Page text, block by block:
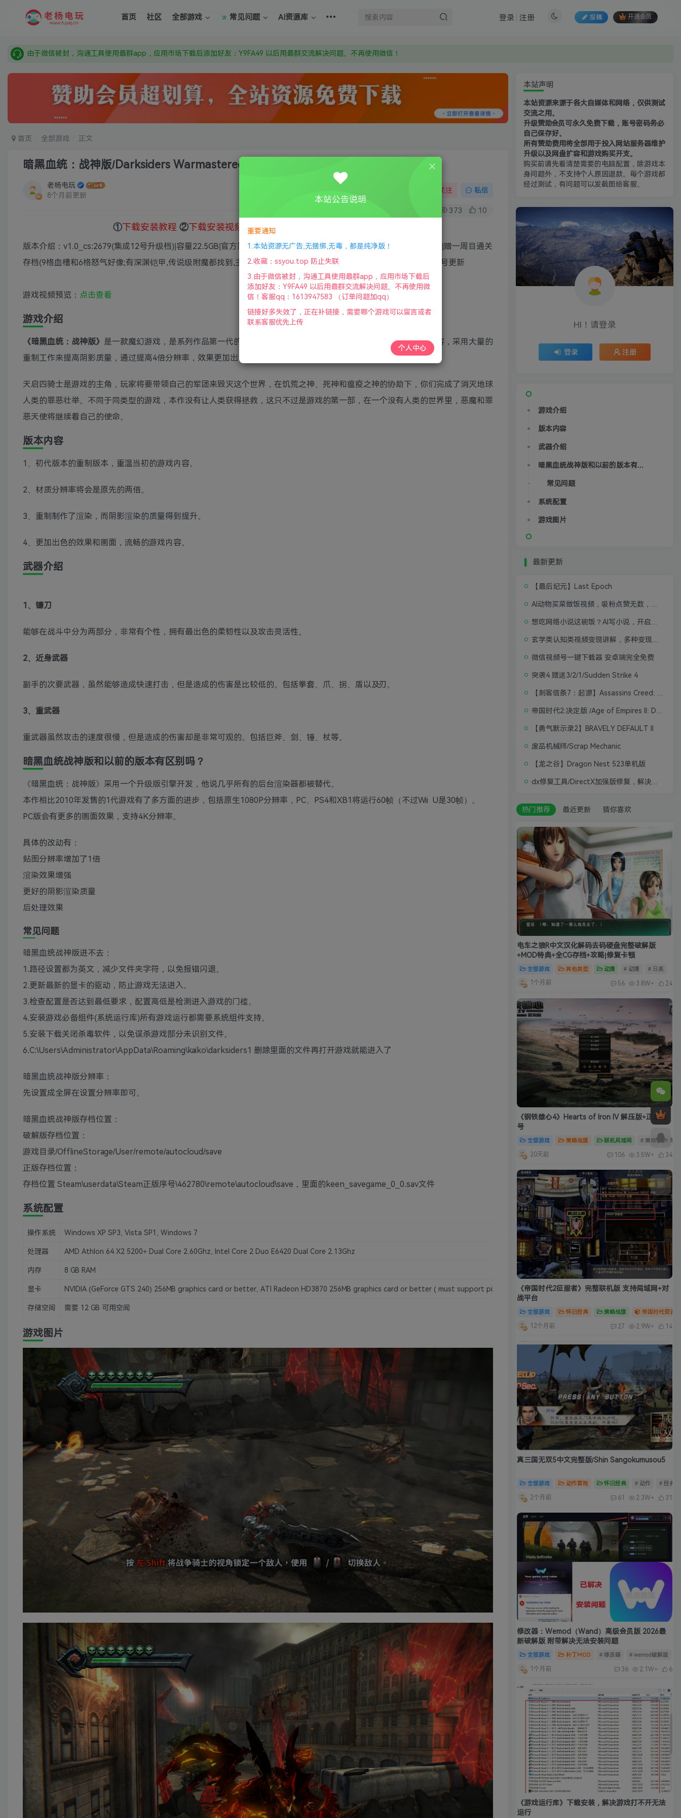
首页 社区 全部游戏 常见问题 AI资源库 投稿 开通会员
登录 注册
本站资源来自网络搜集，如有侵权，请联系删除：fuyej@qq.com 附上证书和内容链接
需要什么游戏请联系客服，若链接失效请联系客服，百度网盘边上的激活码也是解压密码
首页 全部游戏 正文
暗黑血统：战神版/Darksiders Warmastered Edition
老杨电玩
8个月前更新
关注 私信
373 10
①下载安装教程 ②下载安装视频教程 ③
版本介绍：v1.0_cs:2679(集成12号升级档)|容量22.5GB|官方简体中文.优质繁中汉化|支持键盘.鼠标.手柄|赠多项修改器|赠一周目通关
存档(9格血槽和6格怒气好像;有深渊铠甲,传说级附魔都找到,主线已通武器是末日审判之剑)|赠音乐原声|2021年03月09号更新
游戏视频预览： 点击查看
游戏介绍
《暗黑血统：战神版》 是一款魔幻游戏，是系列作品第一代的高清重制版本，游戏不但对游戏引擎、画面的改进等内容，采用大量的
重制工作来提高阴影质量，通过提高4倍分辨率，效果更加出色，喜欢的玩家们一起期待吧。
天启四骑士是游戏的主角，玩家将要带领自己的军团来毁灭这个世界，在饥荒之神、死神和瘟疫之神的协助下，你们完成了消灭地球
人类的罪恶壮举。不同于同类型的游戏，本作没有让人类获得拯救，这只不过是游戏的第一部，在一个没有人类的世界里，恶魔和罪
恶天使将继续着自己的使命。
版本内容
1、初代版本的重制版本，重温当初的游戏内容。
2、材质分辨率将会是原先的两倍。
3、重制制作了渲染，而阴影渲染的质量得到提升。
4、更加出色的效果和画面，流畅的游戏内容。
武器介绍
1、镰刀
能够在战斗中分为两部分，非常有个性，拥有最出色的柔韧性以及攻击灵活性。
2、近身武器
副手的次要武器，虽然能够造成快速打击，但是造成的伤害是比较低的。包括拳套、爪、拐、盾以及刃。
3、重武器
重武器虽然攻击的速度很慢，但是造成的伤害却是非常可观的。包括巨斧、剑、锤、杖等。
暗黑血统战神版和以前的版本有区别吗？
《暗黑血统：战神版》采用一个升级版引擎开发，他说几乎所有的后台渲染器都被替代。
本作相比2010年发售的1代游戏有了多方面的进步，包括原生1080P分辨率，PC、PS4和XB1将运行60帧（不过Wii U是30帧）。
PC版会有更多的画面效果，支持4K分辨率。
具体的改动有：
贴图分辨率增加了1倍
渲染效果增强
更好的阴影渲染质量
后处理效果
常见问题
暗黑血统战神版进不去：
1.路径设置都为英文，减少文件夹字符，以免报错闪退。
2.更新最新的显卡的驱动，防止游戏无法进入。
3.检查配置是否达到最低要求，配置高低是检测进入游戏的门槛。
4.安装游戏必备组件(系统运行库)所有游戏运行都需要系统组件支持。
5.安装下载关闭杀毒软件，以免误杀游戏部分未识别文件。
6.C:\Users\Administrator\AppData\Roaming\kaiko\darksiders1 删除里面的文件再打开游戏就能进入了
暗黑血统战神版分辨率：
先设置成全屏在设置分辨率即可。
暗黑血统战神版存档位置：
破解版存档位置：
游戏目录/OfflineStorage/User/remote/autocloud/save
正版存档位置：
存档位置 Steam\userdata\Steam正版序号\462780\remote\autocloud\save，里面的keen_savegame_0_0.sav文件
系统配置
操作系统 Windows XP SP3, Vista SP1, Windows 7
处理器 AMD Athlon 64 X2 5200+ Dual Core 2.60Ghz, Intel Core 2 Duo E6420 Dual Core 2.13Ghz
内存 8 GB RAM
显卡 NVIDIA (GeForce GTS 240) 256MB graphics card or better, ATI Radeon HD3870 256MB graphics card or better ( must support pixel shader 3 )
存储空间 需要 12 GB 可用空间
游戏图片
本站声明
本站资源来源于各大自媒体和网络，仅供测试
交流之用。
升级赞助会员可永久免费下载，账号密码务必
自己保存好。
所有赞助费用将全部用于投入网站服务器维护
升级以及网盘扩容和游戏购买开支。
购买前请先看清楚需要的电脑配置，除游戏本
身问题外，不支持个人原因退款。每个游戏都
经过测试，有问题可以发截图给客服。
HI！请登录
登录 注册
游戏介绍
版本内容
武器介绍
暗黑血统战神版和以前的版本有区别吗？
常见问题
系统配置
游戏图片
最新更新
【最后纪元】Last Epoch
微信视频号一键下载器 安卓端完全免费
突袭4 赠送3/2/1/Sudden Strike 4
【勇气默示录2】BRAVELY DEFAULT II
废品机械师/Scrap Mechanic
【龙之谷】Dragon Nest 523单机版
热门推荐 最近更新 猜你喜欢
电车之狼R中文汉化解码去码硬盘完整破解版
+MOD特典+全CG存档+攻略|修复卡顿
全部游戏 其他类型 动漫 # 动漫 # 日系
1个月前 56 3.8W+ 24
《钢铁雄心4》Hearts of Iron IV 解压版+正版账
号
全部游戏 策略战旗 联机局域网 # 策略 # 单
20天前 106 3.5W+ 34
《帝国时代2征服者》完整联机版 支持局域网+对
战平台
全部游戏 怀旧经典 策略战旗 帝国时代资源
12个月前 27 2.9W+ 14
真三国无双5中文完整版/Shin Sangokumusou5
全部游戏 动作冒险 怀旧经典 # 动作 # 经典
2个月前 61 2.3W+ 31
修改器：Wemod（Wand）高级会员版 2026最
新破解版 附带解决无法安装问题
全部游戏 补丁MOD # 修改器 # wemod破解版
1个月前 36 2.1W+ 6
《游戏运行库》下载安装，解决游戏打不开无法
运行
本站公告说明
重要通知
1.本站资源无广告,无捆绑,无毒，都是纯净版！
2.收藏：ssyou.top 防止失联
3.由于微信被封，沟通工具使用最群app，应用市场下载后
添加好友：Y9FA49 以后用最群交流解决问题。不再使用微
信！客服qq：1613947583 （订单问题加qq）
链接好多失效了，正在补链接，需要哪个游戏可以留言或者
联系客服优先上传
个人中心